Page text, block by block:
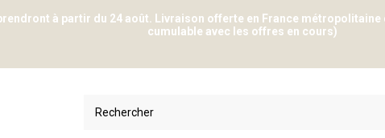
à partir du 24 août. Livraison offerte en France
cumulable avec les offres en cours)